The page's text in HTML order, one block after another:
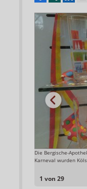
1 von 29
Die Bergische-
Karneval wurden